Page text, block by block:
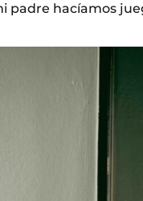
padre hacíamos